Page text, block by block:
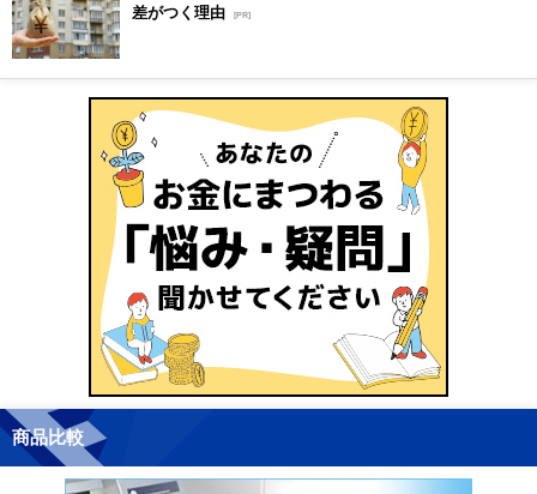
差がつく理由 [PR]
商品比較